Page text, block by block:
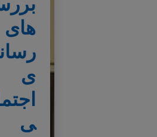
های
ی
ی